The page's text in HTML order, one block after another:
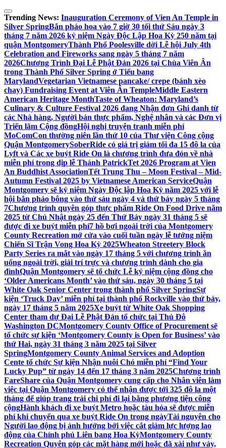
Skip
to
content
Trending News: Inauguration Ceremony of Vien An Temple in
Silver SpringBắn pháo hoa vào 7 giờ 30 tối thứ Sáu ngày 3
tháng 7 năm 2026 kỷ niệm Ngày Độc Lập Hoa Kỳ 250 năm tại
quận MontgomeryThành Phố Poolesville dời Lễ hội July 4th
Celebration and Fireworks sang ngày 5 tháng 7 năm
2026Chương Trình Đại Lễ Phật Đản 2026 tại Chùa Viên Ân
trong Thành Phố Silver Spring ở Tiểu bang
MarylandVegetarian Vietnamese pancake/ crepe (bánh xèo
chay) Fundraising Event at Viên Ân TempleMiddle Eastern
American Heritage MonthTaste of Wheaton: Maryland’s
Culinary & Culture Festival 2026 đang Nhận đơn Ghi danh từ
các Nhà hàng, Người bán thực phẩm, Nghệ nhân và các Đơn vị
Triển lãm Cộng đồngHội nghị truyện tranh miễn phí
MoComCon thường niên lần thứ 10 của Thư viện Công cộng
Quận MontgomerySoberRide có giá trị giảm tối đa 15 đô la của
Lyft và Các xe buýt Ride On là chương trình đưa đón về nhà
miễn phí trong dịp lễ Thánh PatrickTet 2026 Program at Vien
An Buddhist AssociationTết Trung Thu – Moon Festival – Mid-
Autumn Festival 2025 by Vietnamese American ServiceQuận
Montgomery sẽ kỷ niệm Ngày Độc lập Hoa Kỳ năm 2025 với lễ
hội bắn pháo bông vào thứ sáu ngày 4 và thứ bảy ngày 5 tháng
7Chương trình quyên góp thực phẩm Ride On Food Drive năm
2025 từ Chủ Nhật ngày 25 đến Thứ Bảy ngày 31 tháng 5 sẽ
được đi xe buýt miễn phí7 hồ bơi ngoài trời của Montgomery
County Recreation mở cửa vào cuối tuần ngày lễ tưởng niệm
Chiến Sĩ Trận Vong Hoa Kỳ 2025Wheaton Streetery Block
Party Series ra mắt vào ngày 17 tháng 5 với chương trình ăn
uống ngoài trời, giải trí trực và chương trình dành cho gia
đìnhQuận Montgomery sẽ tổ chức Lễ kỷ niệm cộng đồng cho
‘Older Americans Month’ vào thứ sáu, ngày 30 tháng 5 tại
White Oak Senior Center trong thành phố Silver SpringSự
kiện ‘Truck Day’ miễn phí tại thành phố Rockville vào thứ bảy,
ngày 17 tháng 5 năm 2025Xe buýt từ White Oak Shopping
Center tham dự Đại Lễ Phật Đản tổ chức tại Thủ Đô
Washington DCMontgomery County Office of Procurement sẽ
tổ chức sự kiện ‘Montgomery County is Open for Business’ vào
thứ Hai, ngày 31 tháng 3 năm 2025 tại Silver
SpringMontgomery County Animal Services and Adoption
Cente tổ chức Sự kiện Nhận nuôi Chó miễn phí “Find Your
Lucky Pup” từ ngày 14 đến 17 tháng 3 năm 2025Chương trình
FareShare của Quận Montgomery cung cấp cho Nhân viên làm
việc tại Quận Montgomery có thể nhận được tới 325 đô la một
tháng để giúp trang trải chi phí đi lại bằng phương tiện công
cộngHành khách đi xe buýt Metro hoặc tàu hỏa sẽ được miễn
phí khi chuyển qua xe buýt Ride On trong ngàyTài nguyên cho
Người lao động bị ảnh hưởng bởi việc cắt giảm lực lượng lao
động của Chính phủ Liên bang Hoa KỳMontgomery County
Recreation Quyên góp các mặt hàng mới hoặc đã xài như váy,